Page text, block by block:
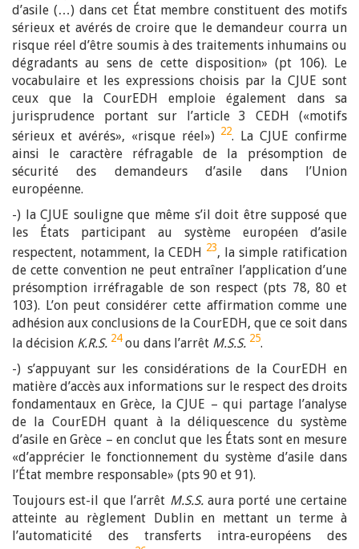
d’asile (…) dans cet État membre constituent des motifs
sérieux et avérés de croire que le demandeur courra un
risque réel d’être soumis à des traitements inhumains ou
dégradants au sens de cette disposition» (pt 106). Le
vocabulaire et les expressions choisis par la CJUE sont
ceux que la CourEDH emploie également dans sa
jurisprudence portant sur l’article 3 CEDH («motifs
sérieux et avérés», «risque réel») 22. La CJUE confirme
ainsi le caractère réfragable de la présomption de
sécurité des demandeurs d’asile dans l’Union
européenne.
-) la CJUE souligne que même s’il doit être supposé que
les États participant au système européen d’asile
respectent, notamment, la CEDH 23, la simple ratification
de cette convention ne peut entraîner l’application d’une
présomption irréfragable de son respect (pts 78, 80 et
103). L’on peut considérer cette affirmation comme une
adhésion aux conclusions de la CourEDH, que ce soit dans
la décision K.R.S. 24ou dans l’arrêt M.S.S. 25.
-) s’appuyant sur les considérations de la CourEDH en
matière d’accès aux informations sur le respect des droits
fondamentaux en Grèce, la CJUE – qui partage l’analyse
de la CourEDH quant à la déliquescence du système
d’asile en Grèce – en conclut que les États sont en mesure
«d’apprécier le fonctionnement du système d’asile dans
l’État membre responsable» (pts 90 et 91).
Toujours est-il que l’arrêt M.S.S.aura porté une certaine
atteinte au règlement Dublin en mettant un terme à
l’automaticité des transferts intra-européens des